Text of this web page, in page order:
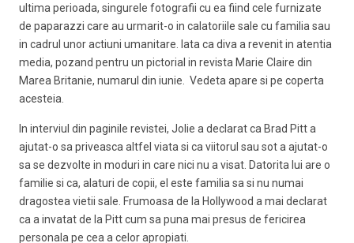
ultima perioada, singurele fotografii cu ea fiind cele furnizate
de paparazzi care au urmarit-o in calatoriile sale cu familia sau
in cadrul unor actiuni umanitare. Iata ca diva a revenit in atentia
media, pozand pentru un pictorial in revista Marie Claire din
Marea Britanie, numarul din iunie. Vedeta apare si pe coperta
acesteia.
In interviul din paginile revistei, Jolie a declarat ca Brad Pitt a
ajutat-o sa priveasca altfel viata si ca viitorul sau sot a ajutat-o
sa se dezvolte in moduri in care nici nu a visat. Datorita lui are o
familie si ca, alaturi de copii, el este familia sa si nu numai
dragostea vietii sale. Frumoasa de la Hollywood a mai declarat
ca a invatat de la Pitt cum sa puna mai presus de fericirea
personala pe cea a celor apropiati.